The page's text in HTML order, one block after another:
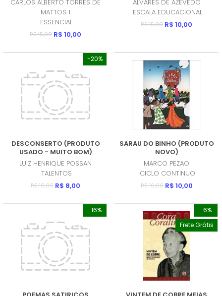
CARLOS ALBERTO TORRES DE
MATTOS 1
ESSENCIAL
R$ 15,00 R$ 10,00
ALVARES DE AZEVEDO
ESCALA EDUCACIONAL
R$ 15,00 R$ 10,00
-20%
DESCONSERTO (PRODUTO
USADO - MUITO BOM)
LUIZ HENRIQUE POSSAN
TALENTOS
R$ 10,00 R$ 8,00
SARAU DO BINHO (PRODUTO
NOVO)
MARCO PEZAO
CICLO CONTINUO
R$ 10,00 R$ 10,00
-16%
-6%
Frete Grátis